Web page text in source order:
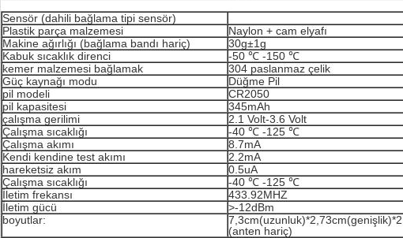
Sensör (dahili bağlama tipi sensör)
Plastik parça malzemesi
Naylon + cam elyafı
Makine ağırlığı (bağlama bandı hariç)
30g±1g
Kabuk sıcaklık direnci
-50 ℃ -150 ℃
kemer malzemesi bağlamak
304 paslanmaz çelik
Güç kaynağı modu
Düğme Pil
pil modeli
CR2050
pil kapasitesi
345mAh
çalışma gerilimi
2.1 Volt-3.6 Volt
Çalışma sıcaklığı
-40 ℃ -125 ℃
Çalışma akımı
8.7mA
Kendi kendine test akımı
2.2mA
hareketsiz akım
0.5uA
Çalışma sıcaklığı
-40 ℃ -125 ℃
İletim frekansı
433.92MHZ
İletim gücü
>-12dBm
boyutlar:
(anten hariç)